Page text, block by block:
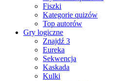
Fiszki
Kategorie quizów
Top autorów
Gry logiczne
Znajdź 3
Eureka
Sekwencja
Kaskada
Kulki